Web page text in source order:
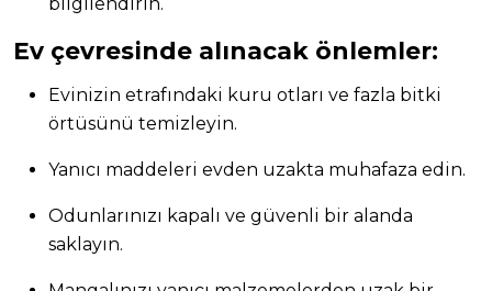
Ev çevresinde alınacak önlemler:
Evinizin etrafındaki kuru otları ve fazla bitki
örtüsünü temizleyin.
Yanıcı maddeleri evden uzakta muhafaza edin.
Odunlarınızı kapalı ve güvenli bir alanda
saklayın.